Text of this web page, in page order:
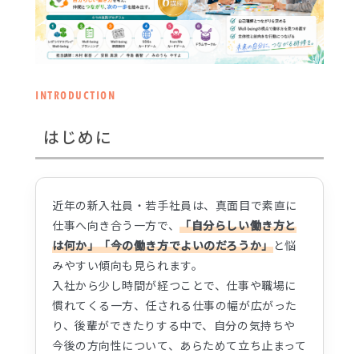
INTRODUCTION
はじめに
近年の新入社員・若手社員は、真面目で素直に
仕事へ向き合う一方で、「自分らしい働き方と
は何か」「今の働き方でよいのだろうか」と悩
みやすい傾向も見られます。
入社から少し時間が経つことで、仕事や職場に
慣れてくる一方、任される仕事の幅が広がった
り、後輩ができたりする中で、自分の気持ちや
今後の方向性について、あらためて立ち止まって